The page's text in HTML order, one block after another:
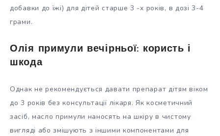
добавки до їжі) для дітей старше 3 -х років, в дозі 3-4
грами.
Олія примули вечірньої: користь і
шкода
Однак не рекомендується давати препарат дітям віком
до 3 років без консультації лікаря. Як косметичний
засіб, масло примули наносять на шкіру в чистому
вигляді або змішують з іншими компонентами для